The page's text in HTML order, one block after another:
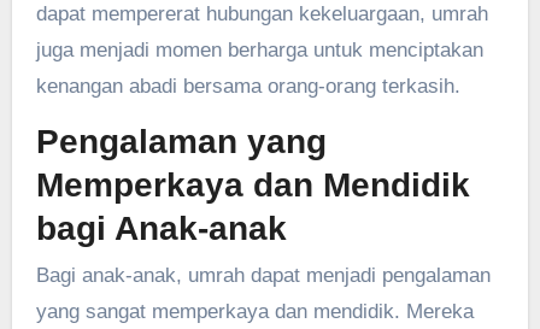
dapat mempererat hubungan kekeluargaan, umrah
juga menjadi momen berharga untuk menciptakan
kenangan abadi bersama orang-orang terkasih.
Pengalaman yang
Memperkaya dan Mendidik
bagi Anak-anak
Bagi anak-anak, umrah dapat menjadi pengalaman
yang sangat memperkaya dan mendidik. Mereka